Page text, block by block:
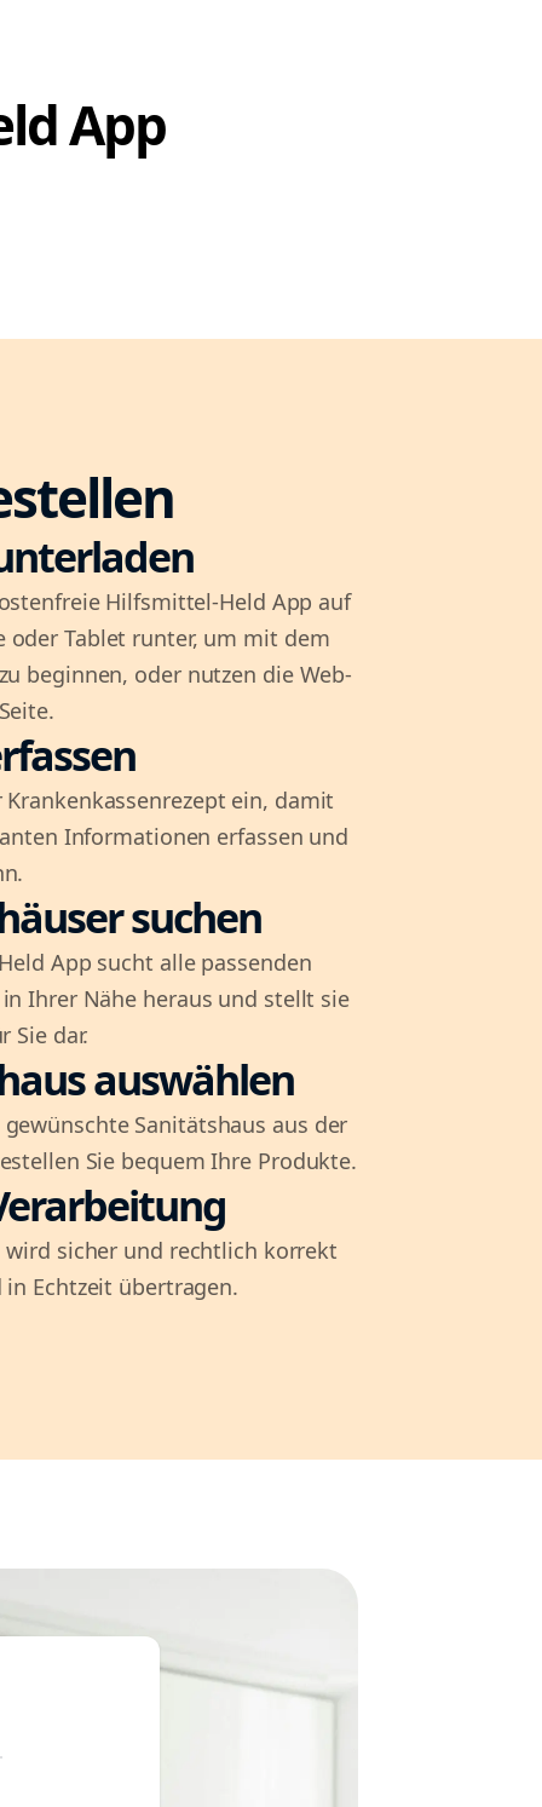
App
Hilfsmittel-Held App auf
oder Tablet runter, um mit dem
beginnen, oder nutzen die Web-
Krankenkassenrezept ein, damit
Informationen erfassen und
suchen
App sucht alle passenden
Ihrer Nähe heraus und stellt sie
Sie dar.
auswählen
gewünschte Sanitätshaus aus der
Sie bequem Ihre Produkte.
sicher und rechtlich korrekt
Echtzeit übertragen.